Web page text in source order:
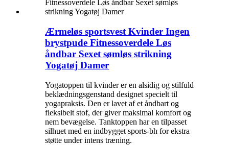
Ærmeløs sportsvest Kvinder Ingen
brystpude Fitnessoverdele Løs
åndbar Sexet sømløs strikning
Yogatøj Damer
Yogatoppen til kvinder er en alsidig og stilfuld
beklædningsgenstand designet specielt til
yogapraksis. Den er lavet af et åndbart og
fleksibelt stof, der giver maksimal komfort og
nem bevægelse. Tanktoppen har en tilpasset
silhuet med en indbygget sports-bh for ekstra
støtte under intens træning.